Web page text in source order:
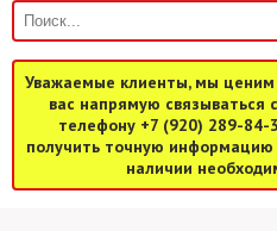
Уважаемые клиенты, мы
вас напрямую
телефону +7 (920) 289-
получить точную
наличии